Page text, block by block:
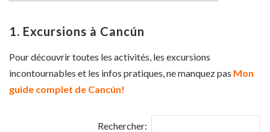
1. Excursions à Cancún
Pour découvrir toutes les activités, les excursions
incontournables et les infos pratiques, ne manquez pas Mon
guide complet de Cancún!
Rechercher: